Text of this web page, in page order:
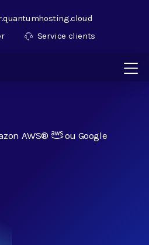
Service clients
AWS®
ou Google